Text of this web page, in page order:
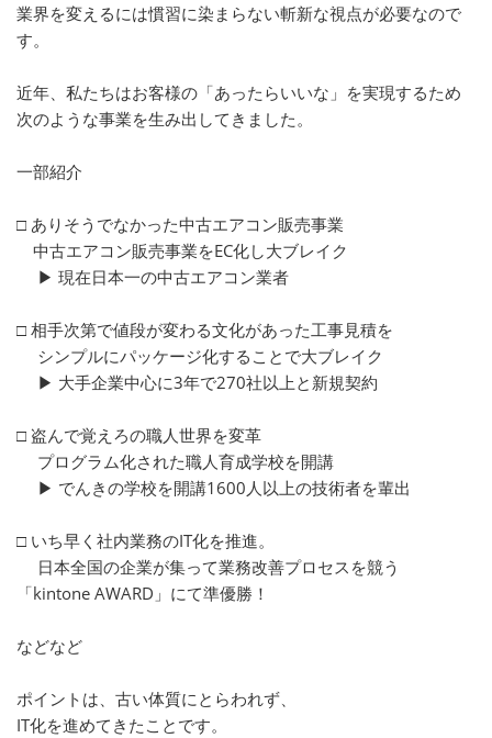
業界を変えるには慣習に染まらない斬新な視点が必要なので
す。
近年、私たちはお客様の「あったらいいな」を実現するため
次のような事業を生み出してきました。
一部紹介
□ ありそうでなかった中古エアコン販売事業
中古エアコン販売事業をEC化し大ブレイク
▶ 現在日本一の中古エアコン業者
□ 相手次第で値段が変わる文化があった工事見積を
シンプルにパッケージ化することで大ブレイク
▶ 大手企業中心に3年で270社以上と新規契約
□ 盗んで覚えろの職人世界を変革
プログラム化された職人育成学校を開講
▶ でんきの学校を開講1600人以上の技術者を輩出
□ いち早く社内業務のIT化を推進。
日本全国の企業が集って業務改善プロセスを競う
「kintone AWARD」にて準優勝！
などなど
ポイントは、古い体質にとらわれず、
IT化を進めてきたことです。